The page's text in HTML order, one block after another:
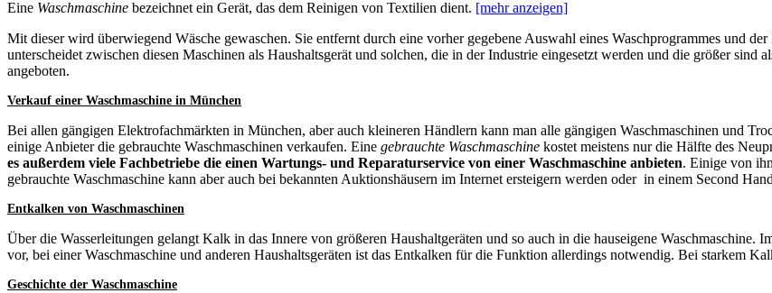
Eine Waschmaschine bezeichnet ein Gerät, das dem Reinigen von Textilien dient. [mehr anzeigen]
Mit dieser wird überwiegend Wäsche gewaschen. Sie entfernt durch eine vorher gegebene Auswahl eines Waschprogrammes und
unterscheidet zwischen diesen Maschinen als Haushaltsgerät und solchen, die in der Industrie eingesetzt werden und die größer sind
angeboten.
Verkauf einer Waschmaschine in München
Bei allen gängigen Elektrofachmärkten in München, aber auch kleineren Händlern kann man alle gängigen Waschmaschinen und
einige Anbieter die gebrauchte Waschmaschinen verkaufen. Eine gebrauchte Waschmaschine kostet meistens nur die Hälfte des
es außerdem viele Fachbetriebe die einen Wartungs- und Reparaturservice von einer Waschmaschine anbieten. Einige von
gebrauchte Waschmaschine kann aber auch bei bekannten Auktionshäusern im Internet ersteigern werden oder in einem Second
Entkalken von Waschmaschinen
Über die Wasserleitungen gelangt Kalk in das Innere von größeren Haushaltgeräten und so auch in die hauseigene Waschmaschine.
vor, bei einer Waschmaschine und anderen Haushaltsgeräten ist das Entkalken für die Funktion allerdings notwendig. Bei starkem
Geschichte der Waschmaschine